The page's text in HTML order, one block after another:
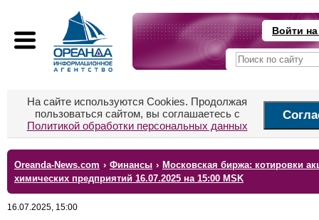
Войти
На сайте используются Cookies. Продолжая
пользоваться сайтом, вы соглашаетесь с
Политикой обработки персональных данных
Oreanda-News.com › Финансы › Московская биржа: котировки
химических предприятий 16.07.2025 на 15:00 MSK
16.07.2025, 15:00